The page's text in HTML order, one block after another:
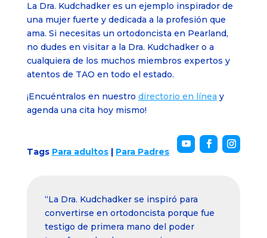
La Dra. Kudchadker es un ejemplo inspirador de
una mujer fuerte y dedicada a la profesión que
ama. Si necesitas un ortodoncista en Pearland,
no dudes en visitar a la Dra. Kudchadker o a
cualquiera de los muchos miembros expertos y
atentos de TAO en todo el estado.
¡Encuéntralos en nuestro directorio en línea y
agenda una cita hoy mismo!
Tags Para adultos| Para Padres
“La Dra. Kudchadker se inspiró para
convertirse en ortodoncista porque fue
testigo de primera mano del poder